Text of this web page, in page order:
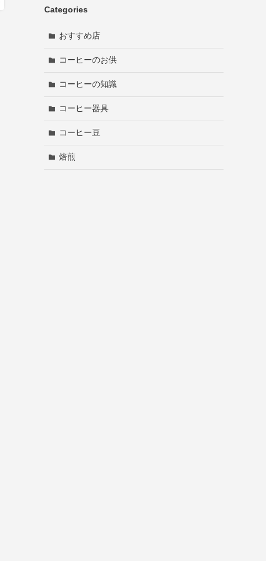
Categories
おすすめ店
コーヒーのお供
コーヒーの知識
コーヒー器具
コーヒー豆
焙煎